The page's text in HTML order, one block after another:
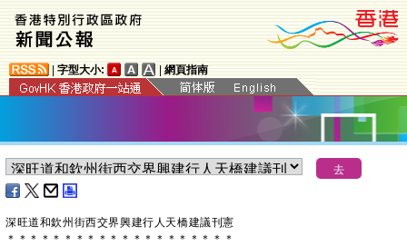
字型大小: 網頁指南
深旺道和欽州街西交界興建行人天橋建議刊憲
＊ ＊ ＊ ＊ ＊ ＊ ＊ ＊ ＊ ＊ ＊ ＊ ＊ ＊ ＊ ＊ ＊ ＊ ＊ ＊